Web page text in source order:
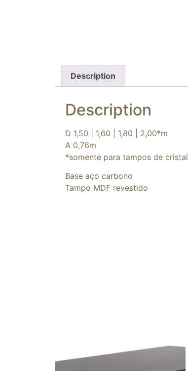
Description
Description
D 1,50 | 1,60 | 1,80 | 2,00*m
A 0,76m
*somente para tampos de cristal
Base aço carbono
Tampo MDF revestido